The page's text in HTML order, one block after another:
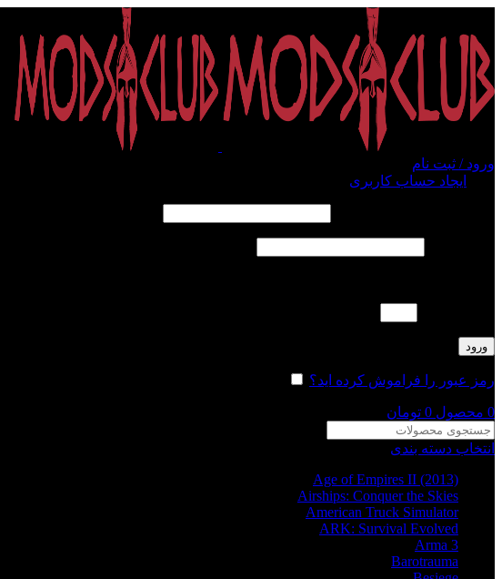
ورود / ثبت نام
ایجاد حساب کاربری
ورود
رمز عبور را فراموش کرده اید؟
0 محصول 0 تومان
انتخاب دسته بندی
Age of Empires II (2013)
Airships: Conquer the Skies
American Truck Simulator
ARK: Survival Evolved
Arma 3
Barotrauma